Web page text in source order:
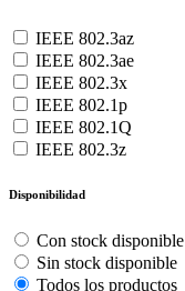
IEEE 802.3az
IEEE 802.3ae
IEEE 802.3x
IEEE 802.1p
IEEE 802.1Q
IEEE 802.3z
Disponibilidad
Con stock disponible
Sin stock disponible
Todos los productos